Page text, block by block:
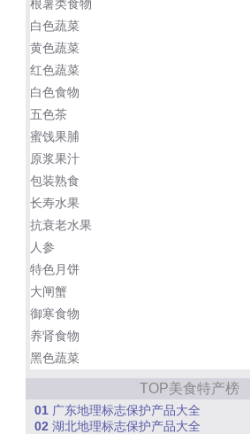
根薯类食物
白色蔬菜
黄色蔬菜
红色蔬菜
白色食物
五色茶
蜜饯果脯
原浆果汁
包装熟食
长寿水果
抗衰老水果
人参
特色月饼
大闸蟹
御寒食物
养肾食物
黑色蔬菜
TOP美食特产榜
01 广东地理标志保护产品大全
02 湖北地理标志保护产品大全